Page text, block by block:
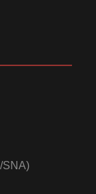
SNA)